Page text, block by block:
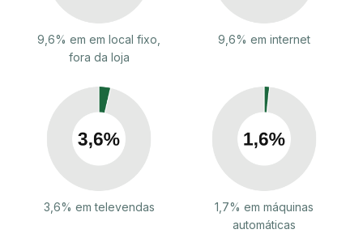
9,6% em em local fixo,
fora da loja
9,6% em internet
3,6% em televendas
1,7% em máquinas
automáticas